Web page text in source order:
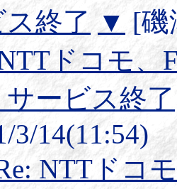
終了 ▼ [磯
ドコモ、
サービス終了
3/14(11:54)
NTTドコ